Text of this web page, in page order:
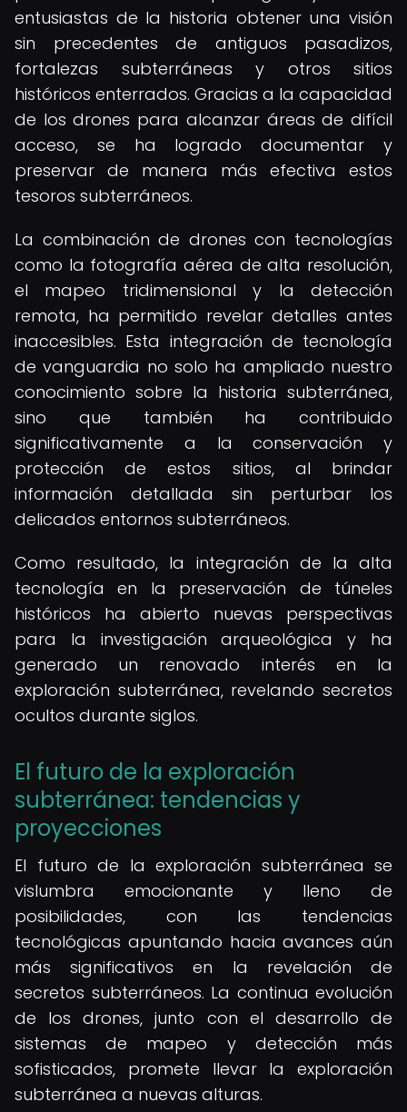
entusiastas de la historia obtener una visión
sin precedentes de antiguos pasadizos,
fortalezas subterráneas y otros sitios
históricos enterrados. Gracias a la capacidad
de los drones para alcanzar áreas de difícil
acceso, se ha logrado documentar y
preservar de manera más efectiva estos
tesoros subterráneos.
La combinación de drones con tecnologías
como la fotografía aérea de alta resolución,
el mapeo tridimensional y la detección
remota, ha permitido revelar detalles antes
inaccesibles. Esta integración de tecnología
de vanguardia no solo ha ampliado nuestro
conocimiento sobre la historia subterránea,
sino que también ha contribuido
significativamente a la conservación y
protección de estos sitios, al brindar
información detallada sin perturbar los
delicados entornos subterráneos.
Como resultado, la integración de la alta
tecnología en la preservación de túneles
históricos ha abierto nuevas perspectivas
para la investigación arqueológica y ha
generado un renovado interés en la
exploración subterránea, revelando secretos
ocultos durante siglos.
El futuro de la exploración
subterránea: tendencias y
proyecciones
El futuro de la exploración subterránea se
vislumbra emocionante y lleno de
posibilidades, con las tendencias
tecnológicas apuntando hacia avances aún
más significativos en la revelación de
secretos subterráneos. La continua evolución
de los drones, junto con el desarrollo de
sistemas de mapeo y detección más
sofisticados, promete llevar la exploración
subterránea a nuevas alturas.